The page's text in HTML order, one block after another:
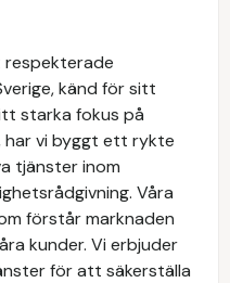
respekterade
känd för sitt
starka fokus på
har vi byggt ett rykte
tjänster inom
Våra
förstår marknaden
kunder. Vi erbjuder
för att säkerställa